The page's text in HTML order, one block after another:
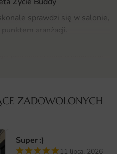
sprawdzi się w salonie,
aranżacji.
pomieszczeniu charakteru.
w stylu nowoczesnym,
aranżację.
ZADOWOLONYCH
Super :)
11 lipca, 2026